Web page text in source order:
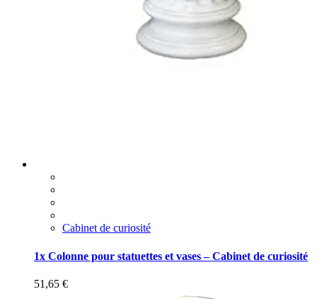
Cabinet de curiosité
1x Colonne pour statuettes et vases – Cabinet de curiosité
51,65 €